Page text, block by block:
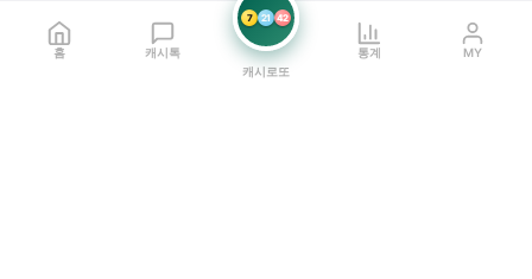
홈 캐시톡
7 21 42
캐시로또
통계 MY